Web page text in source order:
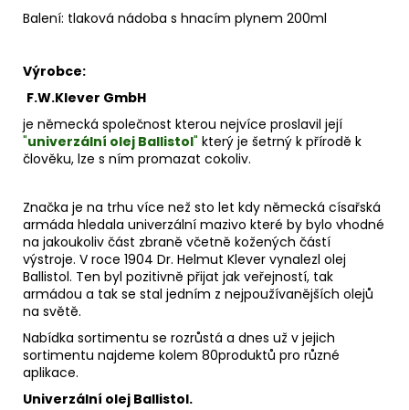
Balení: tlaková nádoba s hnacím plynem 200ml
Výrobce:
F.W.Klever GmbH
je německá společnost kterou nejvíce proslavil její
"univerzální olej Ballistol" který je šetrný k přírodě k
člověku, lze s ním promazat cokoliv.
Značka je na trhu více než sto let kdy německá císařská
armáda hledala univerzální mazivo které by bylo vhodné
na jakoukoliv část zbraně včetně kožených částí
výstroje. V roce 1904 Dr. Helmut Klever vynalezl olej
Ballistol. Ten byl pozitivně přijat jak veřejností, tak
armádou a tak se stal jedním z nejpoužívanějších olejů
na světě.
Nabídka sortimentu se rozrůstá a dnes už v jejich
sortimentu najdeme kolem 80produktů pro různé
aplikace.
Univerzální olej Ballistol.